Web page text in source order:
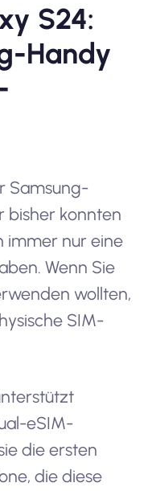
S24:
Handy
Samsung-
bisher konnten
immer nur eine
Wenn Sie
wollten,
SIM-
eSIM-
die ersten
die diese